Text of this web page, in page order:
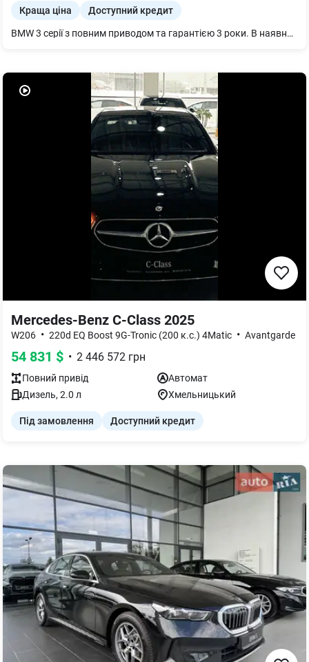
Краща ціна Доступний кредит
BMW 3 серії з повним приводом та гарантією 3 роки. В наявності за спеціальною пропозицією. Автомобіль оснащений додатковим обладнанням: Індикатор тиску в покришках Комплект для ремонту шин Спортивні передні сидіння Legal emergency call Український пакет (Ukrainian package) Зовнішнє ліве дзеркало заднього виду і внутрішнє із затемненням Система наскрізного завантаження Підігрів передніх сидінь Акустична система HiFi Болти-секретки для коліс Акустичне скління Гальванічне оздоблення для приладів керування Розсіяне освітлення салону Складні задні підголовники Активна система допомоги паркування `Parking Assistant` Teleservices ConnectedDrive Services Пакет Connected необмежений Меню українською мовою Посібник користувача українською мовою *Деталі пропозиції у консультантів за телефоном. Вартість у оголошені зазначено вже в вирахуванням вигоди.
Mercedes-Benz C-Class 2025
W206 • 220d EQ Boost 9G-Tronic (200 к.с.) 4Matic • Avantgarde
54 831 $ • 2 446 572 грн
Повний привід
Автомат
Дизель, 2.0 л Хмельницький
Під замовлення Доступний кредит